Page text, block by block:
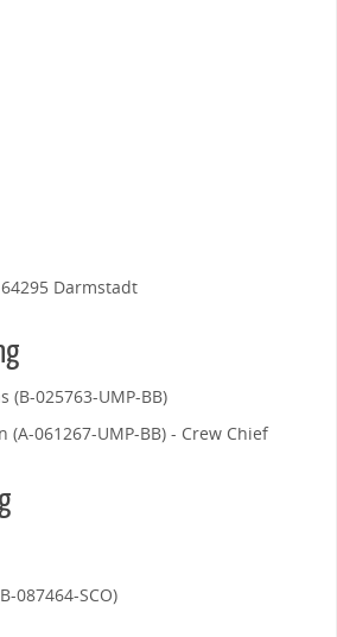
Darmstadt
(B-025763-UMP-BB)
(A-061267-UMP-BB) - Crew Chief
087464-SCO)